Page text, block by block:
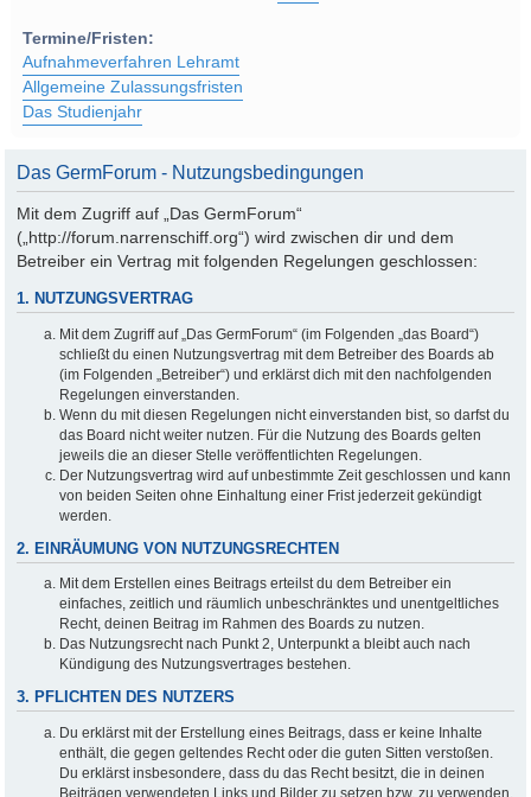
Termine/Fristen:
Aufnahmeverfahren Lehramt
Allgemeine Zulassungsfristen
Das Studienjahr
Das GermForum - Nutzungsbedingungen
Mit dem Zugriff auf „Das GermForum“
(„http://forum.narrenschiff.org“) wird zwischen dir und dem
Betreiber ein Vertrag mit folgenden Regelungen geschlossen:
1. NUTZUNGSVERTRAG
Mit dem Zugriff auf „Das GermForum“ (im Folgenden „das Board“)
schließt du einen Nutzungsvertrag mit dem Betreiber des Boards ab
(im Folgenden „Betreiber“) und erklärst dich mit den nachfolgenden
Regelungen einverstanden.
Wenn du mit diesen Regelungen nicht einverstanden bist, so darfst du
das Board nicht weiter nutzen. Für die Nutzung des Boards gelten
jeweils die an dieser Stelle veröffentlichten Regelungen.
Der Nutzungsvertrag wird auf unbestimmte Zeit geschlossen und kann
von beiden Seiten ohne Einhaltung einer Frist jederzeit gekündigt
werden.
2. EINRÄUMUNG VON NUTZUNGSRECHTEN
Mit dem Erstellen eines Beitrags erteilst du dem Betreiber ein
einfaches, zeitlich und räumlich unbeschränktes und unentgeltliches
Recht, deinen Beitrag im Rahmen des Boards zu nutzen.
Das Nutzungsrecht nach Punkt 2, Unterpunkt a bleibt auch nach
Kündigung des Nutzungsvertrages bestehen.
3. PFLICHTEN DES NUTZERS
Du erklärst mit der Erstellung eines Beitrags, dass er keine Inhalte
enthält, die gegen geltendes Recht oder die guten Sitten verstoßen.
Du erklärst insbesondere, dass du das Recht besitzt, die in deinen
Beiträgen verwendeten Links und Bilder zu setzen bzw. zu verwenden.